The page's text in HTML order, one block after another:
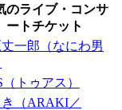
のライブ・コンサ
ートチケット
一郎（なにわ男
トゥアス）
き（ARAKI／